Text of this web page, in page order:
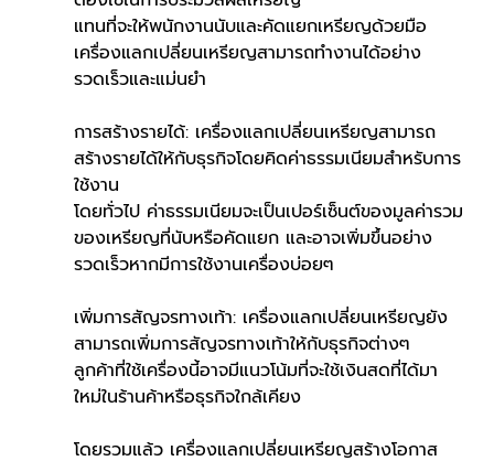
แทนที่จะให้พนักงานนับและคัดแยกเหรียญด้วยมือ
เครื่องแลกเปลี่ยนเหรียญสามารถทำงานได้อย่าง
รวดเร็วและแม่นยำ
การสร้างรายได้: เครื่องแลกเปลี่ยนเหรียญสามารถ
สร้างรายได้ให้กับธุรกิจโดยคิดค่าธรรมเนียมสำหรับการ
ใช้งาน
โดยทั่วไป ค่าธรรมเนียมจะเป็นเปอร์เซ็นต์ของมูลค่ารวม
ของเหรียญที่นับหรือคัดแยก และอาจเพิ่มขึ้นอย่าง
รวดเร็วหากมีการใช้งานเครื่องบ่อยๆ
เพิ่มการสัญจรทางเท้า: เครื่องแลกเปลี่ยนเหรียญยัง
สามารถเพิ่มการสัญจรทางเท้าให้กับธุรกิจต่างๆ
ลูกค้าที่ใช้เครื่องนี้อาจมีแนวโน้มที่จะใช้เงินสดที่ได้มา
ใหม่ในร้านค้าหรือธุรกิจใกล้เคียง
โดยรวมแล้ว เครื่องแลกเปลี่ยนเหรียญสร้างโอกาส